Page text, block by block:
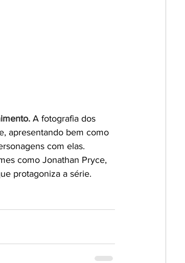
A fotografia dos
apresentando bem como
com elas.
como Jonathan Pryce,
protagoniza a série.